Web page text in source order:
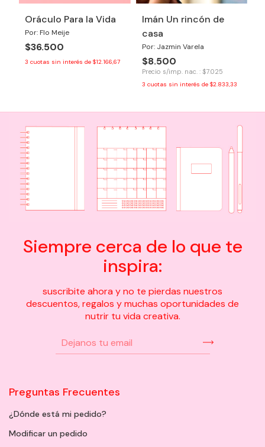
Oráculo Para la Vida
Por: Flo Meije
$36.500
3 cuotas sin interés de $12.166,67
Imán Un rincón de
casa
Por: Jazmin Varela
$8.500
Precio s/imp. nac. : $7.025
3 cuotas sin interés de $2.833,33
Siempre cerca de lo que te
inspira:
suscribite ahora y no te pierdas nuestros
descuentos, regalos y muchas oportunidades de
nutrir tu vida creativa.
Preguntas Frecuentes
¿Dónde está mi pedido?
Modificar un pedido